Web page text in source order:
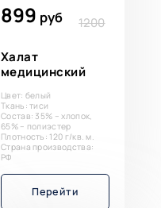
899 руб 1200
Халат
медицинский
Цвет: белый
Ткань: тиси
Состав: 35% – хлопок,
65% – полиэстер
Плотность: 120 г/кв. м.
Страна производства:
РФ
Перейти